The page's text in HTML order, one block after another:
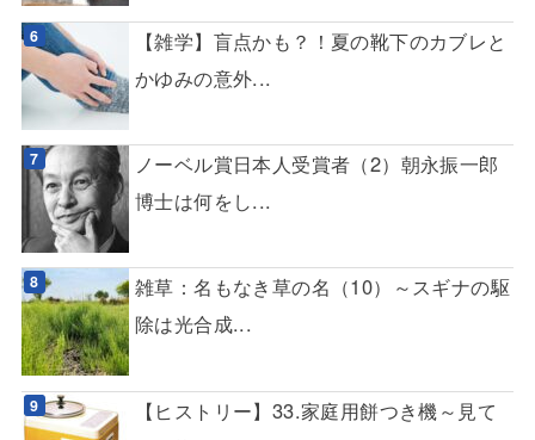
【雑学】盲点かも？！夏の靴下のカブレと
かゆみの意外...
ノーベル賞日本人受賞者（2）朝永振一郎
博士は何をし...
雑草：名もなき草の名（10）～スギナの駆
除は光合成...
【ヒストリー】33.家庭用餅つき機～見て